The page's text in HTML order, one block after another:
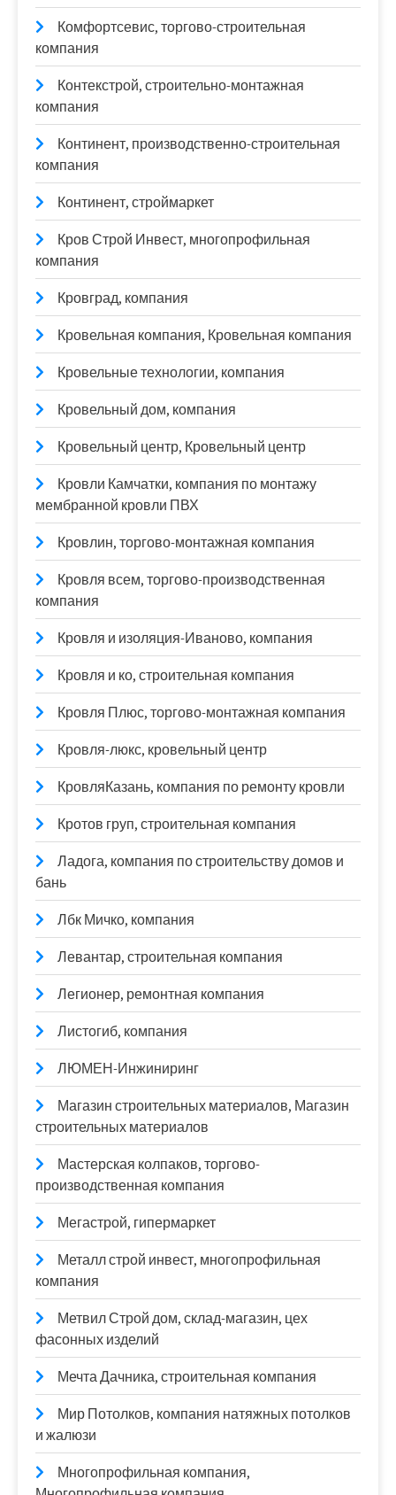
Комфортсевис, торгово-строительная
компания
Контекстрой, строительно-монтажная
компания
Континент, производственно-строительная
компания
Континент, строймаркет
Кров Строй Инвест, многопрофильная
компания
Кровград, компания
Кровельная компания, Кровельная компания
Кровельные технологии, компания
Кровельный дом, компания
Кровельный центр, Кровельный центр
Кровли Камчатки, компания по монтажу
мембранной кровли ПВХ
Кровлин, торгово-монтажная компания
Кровля всем, торгово-производственная
компания
Кровля и изоляция-Иваново, компания
Кровля и ко, строительная компания
Кровля Плюс, торгово-монтажная компания
Кровля-люкс, кровельный центр
КровляКазань, компания по ремонту кровли
Кротов груп, строительная компания
Ладога, компания по строительству домов и
бань
Лбк Мичко, компания
Левантар, строительная компания
Легионер, ремонтная компания
Листогиб, компания
ЛЮМЕН-Инжиниринг
Магазин строительных материалов, Магазин
строительных материалов
Мастерская колпаков, торгово-
производственная компания
Мегастрой, гипермаркет
Металл строй инвест, многопрофильная
компания
Метвил Строй дом, склад-магазин, цех
фасонных изделий
Мечта Дачника, строительная компания
Мир Потолков, компания натяжных потолков
и жалюзи
Многопрофильная компания,